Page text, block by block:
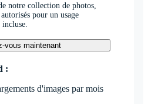
notre collection de photos,
pour un usage
vous maintenant
:
d'images par mois